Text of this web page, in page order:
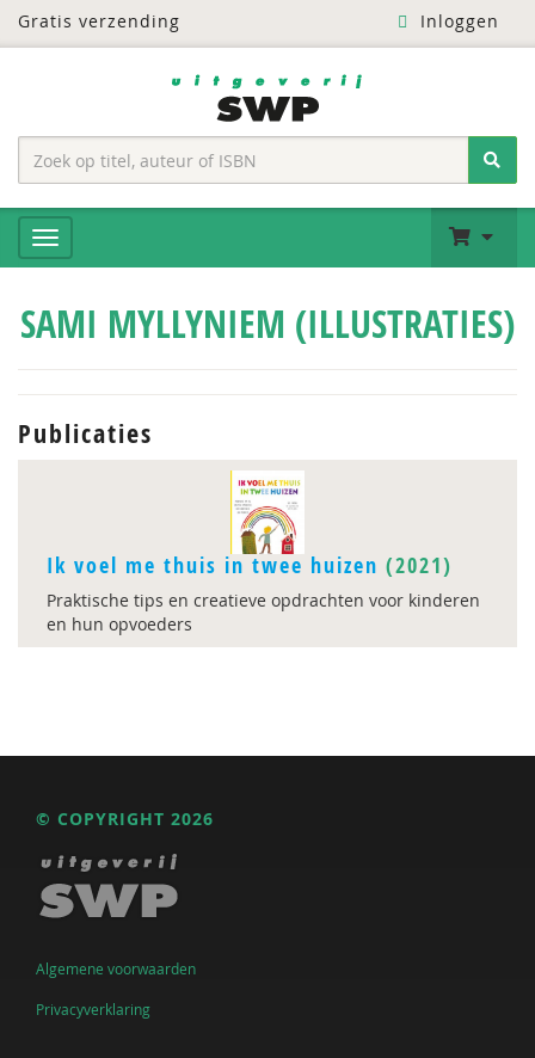
Gratis verzending Inloggen
SAMI MYLLYNIEM (ILLUSTRATIES)
Publicaties
Ik voel me thuis in twee huizen (2021)
Praktische tips en creatieve opdrachten voor kinderen
en hun opvoeders
© COPYRIGHT 2026
Algemene voorwaarden
Privacyverklaring